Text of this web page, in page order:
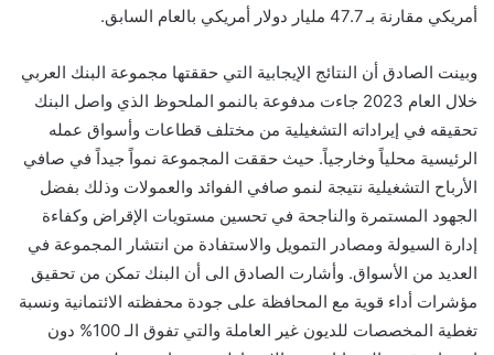
أمريكي مقارنة بـ 47.7 مليار دولار أمريكي بالعام السابق.
وبينت الصادق أن النتائج الإيجابية التي حققتها مجموعة البنك العربي
خلال العام 2023
جاءت مدفوعة بالنمو الملحوظ الذي واصل البنك
تحقيقه في إيراداته التشغيلية من مختلف قطاعات وأسواق عمله
الرئيسية محلياً وخارجياً. حيث حققت المجموعة نمواً جيداً في صافي
الأرباح التشغيلية نتيجة لنمو صافي الفوائد والعمولات وذلك بفضل
الجهود المستمرة والناجحة في تحسين مستويات الإقراض وكفاءة
إدارة السيولة ومصادر التمويل والاستفادة من انتشار المجموعة في
العديد من الأسواق. وأشارت الصادق الى أن البنك تمكن من تحقيق
مؤشرات أداء قوية مع المحافظة على جودة محفظته الائتمانية ونسبة
تغطية المخصصات للديون غير العاملة والتي تفوق الـ 100% دون